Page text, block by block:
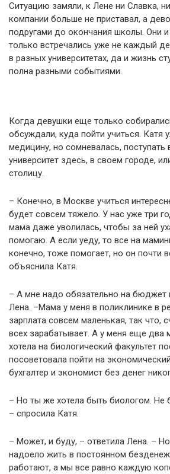
Ситуацию замяли, к Лене ни Славка,
компании больше не приставал, а
подругами до окончания школы. Они
только встречались уже не каждый
в разных университетах, да и жизнь
полна разными событиями.
Когда девушки еще только
обсуждали, куда пойти учиться. Катя
медицину, но сомневалась, поступать
университет здесь, в своем городе,
столицу.
– Конечно, в Москве учиться
будет совсем тяжело. У нас уже три
мама даже уволилась, чтобы за ней
помогаю. А если уеду, то все на
конечно, тоже помогает, но он почти
объяснила Катя.
– А мне надо обязательно на бюджет
Лена. –Мама у меня в поликлинике в
зарплата совсем маленькая, так что,
всех зарабатывает. А у меня еще два
хотела на биологический факультет
посоветовала пойти на
бухгалтер и экономист без денег
– Но ты же хотела быть биологом. Не
– спросила Катя.
– Может, и буду, – ответила Лена. –
надоело жить в постоянном
работают, а мы все равно каждую